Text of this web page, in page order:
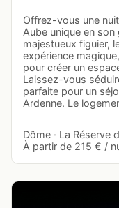
Offrez-vous une
Aube unique en
majestueux figuier,
expérience
pour créer un
Laissez-vous
parfaite pour un
Ardenne. Le
Dôme · La Réserve
À partir de 215 € /